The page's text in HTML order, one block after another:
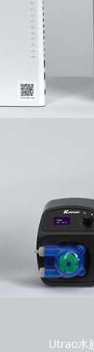
Utrao水